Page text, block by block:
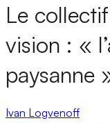
Le
vision : «
paysanne
Ivan Logvenoff